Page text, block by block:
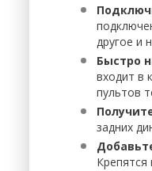
другое и
Быстро
входит в
пультов
задних
Крепятся